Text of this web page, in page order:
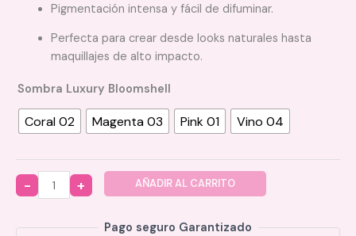
Pigmentación intensa y fácil de difuminar.
Perfecta para crear desde looks naturales hasta
maquillajes de alto impacto.
Sombra Luxury Bloomshell
Coral 02 Magenta 03 Pink 01 Vino 04
Quantity
AÑADIR AL CARRITO
Pago seguro Garantizado